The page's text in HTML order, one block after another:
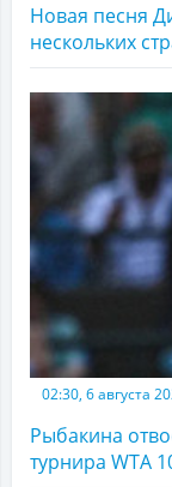
Новая песня
нескольких
02:30, 6 августа
Рыбакина
турнира WTA